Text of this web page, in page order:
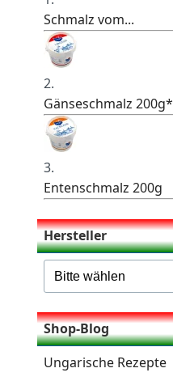
Schmalz vom...
2.
Gänseschmalz 200g*
3.
Entenschmalz 200g
Hersteller
Shop-Blog
Ungarische Rezepte